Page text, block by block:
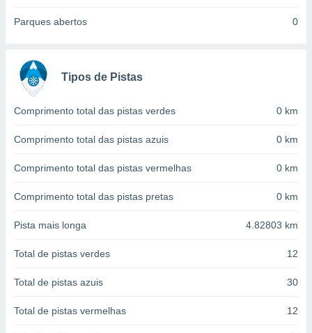
através
1199
Parques abertos 0
Tipos de Pistas
Comprimento total das pistas verdes 0 km
Comprimento total das pistas azuis 0 km
Comprimento total das pistas vermelhas 0 km
Comprimento total das pistas pretas 0 km
Pista mais longa 4.82803 km
Total de pistas verdes 12
Total de pistas azuis 30
Total de pistas vermelhas 12